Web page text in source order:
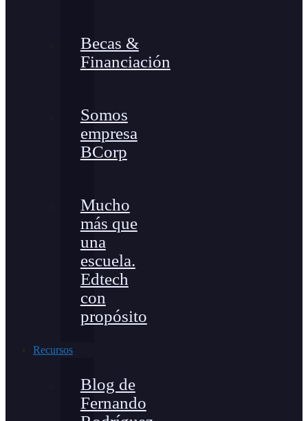
Becas &
Financiación
Somos
empresa
BCorp
Mucho
más que
una
escuela.
Edtech
con
propósito
Recursos
Blog de
Fernando